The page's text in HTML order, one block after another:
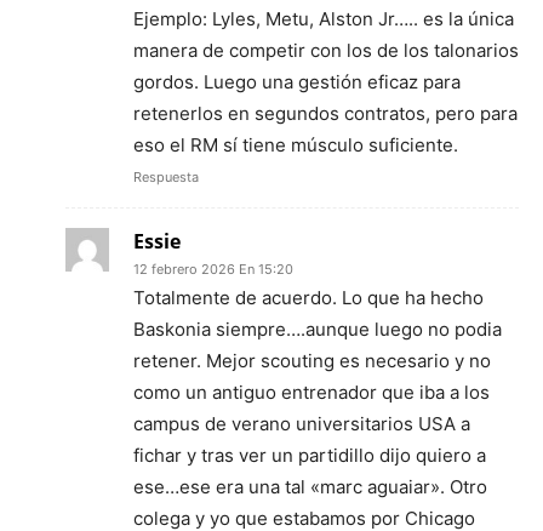
Ejemplo: Lyles, Metu, Alston Jr….. es la única
manera de competir con los de los talonarios
gordos. Luego una gestión eficaz para
retenerlos en segundos contratos, pero para
eso el RM sí tiene músculo suficiente.
Respuesta
Essie
12 febrero 2026 En 15:20
Totalmente de acuerdo. Lo que ha hecho
Baskonia siempre….aunque luego no podia
retener. Mejor scouting es necesario y no
como un antiguo entrenador que iba a los
campus de verano universitarios USA a
fichar y tras ver un partidillo dijo quiero a
ese…ese era una tal «marc aguaiar». Otro
colega y yo que estabamos por Chicago